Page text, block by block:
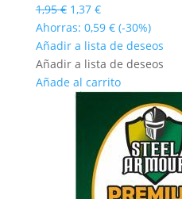
1,95€ El
precio
original
era:
1,95 €.
1,37 €El
precio
actual
es:
1,37 €.
Ahorras: 0,59 € (-30%)
Añadir a lista de deseos
Añadir a lista de deseos
Añade al carrito